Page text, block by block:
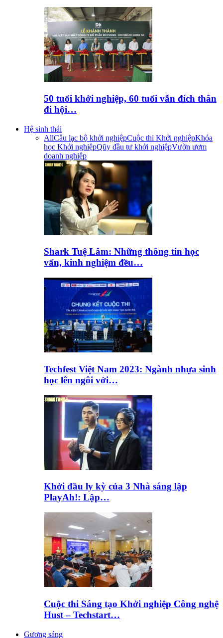
50 tuổi khởi nghiệp, 60 tuổi vẫn đích thân
đi hội…
Hệ sinh thái
AllCâu lạc bộ khởi nghiệpCuộc thi Khởi nghiệpKhóa
học Khởi nghiệpQũy đầu tư khởi nghiệpVườn ươm
doanh nghiệp
Shark Tuệ Lâm: Những thông tin học
vấn, kinh nghiệm đều…
Techfest Việt Nam 2023: Ngành nhựa sinh
học lên ngôi với…
Khởi đầu ly kỳ của 3 Nhà sáng lập
PlayAh!: Lập…
Cuộc thi Sáng tạo Khởi nghiệp Công nghệ
Hust – Techstart…
Gương sáng